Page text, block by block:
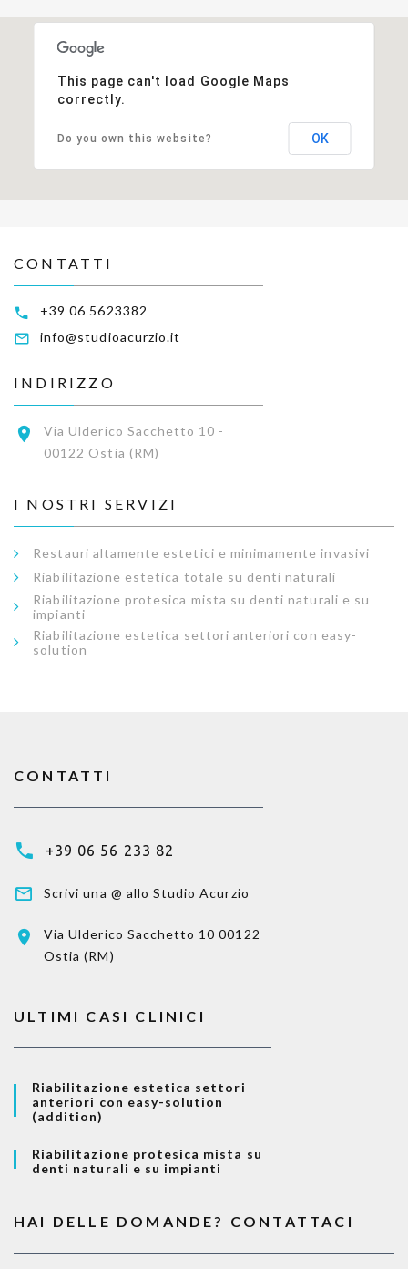
This page can't load Google Maps
correctly.
Do you own this website? OK
CONTATTI
+39 06 5623382
info@studioacurzio.it
INDIRIZZO
Via Ulderico Sacchetto 10 -
00122 Ostia (RM)
I NOSTRI SERVIZI
Restauri altamente estetici e minimamente invasivi
Riabilitazione estetica totale su denti naturali
Riabilitazione protesica mista su denti naturali e su
impianti
Riabilitazione estetica settori anteriori con easy-
solution
CONTATTI
+39 06 56 233 82
Scrivi una @ allo Studio Acurzio
Via Ulderico Sacchetto 1000122
Ostia (RM)
ULTIMI CASI CLINICI
Riabilitazione estetica settori
anteriori con easy-solution
(addition)
Riabilitazione protesica mista su
denti naturali e su impianti
HAI DELLE DOMANDE? CONTATTACI